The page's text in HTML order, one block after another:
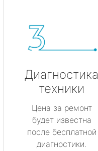
Диагностика
техники
Цена за ремонт
будет известна
после бесплатной
диагностики.